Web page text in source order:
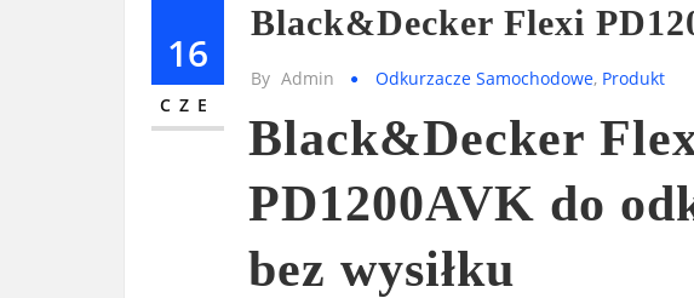
16
CZE
Black&Decker Flexi
By Admin Odkurzacze Samochodowe, Produkt
Black&Decker
PD1200AVK do
bez wysiłku